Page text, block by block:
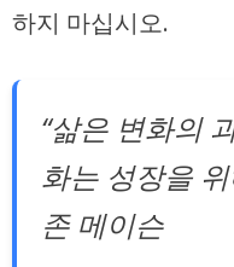
하지 마십시오.
“삶은 변화의
화는 성장을
존 메이슨